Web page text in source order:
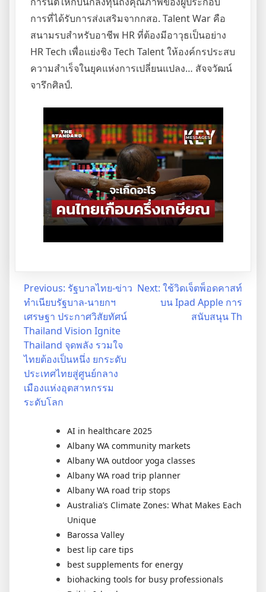
การที่ได้รับการส่งเสริมจากกสอ. Talent War คือ
สนามรบสำหรับอาชีพ HR ที่ต้องมีอาวุธเป็นอย่าง
HR Tech เพื่อแย่งชิง Tech Talent ให้องค์กรประสบ
ความสำเร็จในยุคแห่งการเปลี่ยนแปลง… สัจจวัฒน์
จารึกศิลป์.
Post
navigation
Previous: รัฐบาลไทย-ข่าว
ทำเนียบรัฐบาล-นายกฯ
เศรษฐา ประกาศวิสัยทัศน์
Thailand Vision Ignite
Thailand จุดพลัง รวมใจ
ไทยต้องเป็นหนึ่ง ยกระดับ
ประเทศไทยสู่ศูนย์กลาง
เมืองแห่งอุตสาหกรรม
ระดับโลก
Next: ใช้วิดเจ็ตพ็อดคาสท์
บน Ipad Apple การ
สนับสนุน Th
AI in healthcare 2025
Albany WA community markets
Albany WA outdoor yoga classes
Albany WA road trip planner
Albany WA road trip stops
Australia’s Climate Zones: What Makes Each
Unique
Barossa Valley
best lip care tips
best supplements for energy
biohacking tools for busy professionals